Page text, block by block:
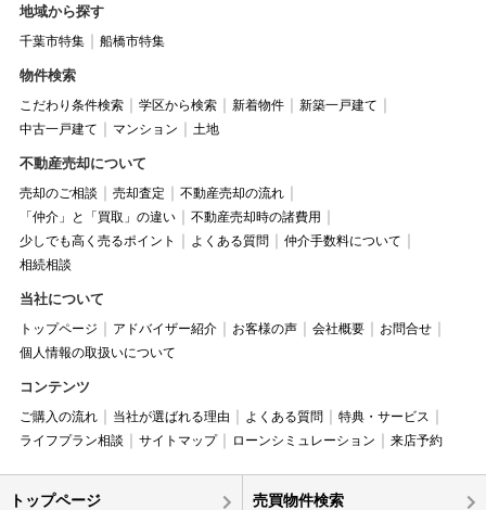
地域から探す
千葉市特集 船橋市特集
物件検索
こだわり条件検索 学区から検索 新着物件
新築一戸建て
中古一戸建て
マンション 土地
不動産売却について
売却のご相談 売却査定
不動産売却の流れ
「仲介」と「買取」の違い
不動産売却時の諸費用
少しでも高く売るポイント
よくある質問
仲介手数料について
相続相談
当社について
トップページ アドバイザー紹介 お客様の声 会社概要
お問合せ
個人情報の取扱いについて
コンテンツ
ご購入の流れ 当社が選ばれる理由 よくある質問
特典・サービス
ライフプラン相談
サイトマップ ローンシミュレーション 来店予約
トップページ 売買物件検索